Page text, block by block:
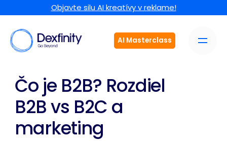
Objavte silu AI kreatívy v reklame!
AI Masterclass
Čo je B2B? Rozdiel
B2B vs B2C a
marketing